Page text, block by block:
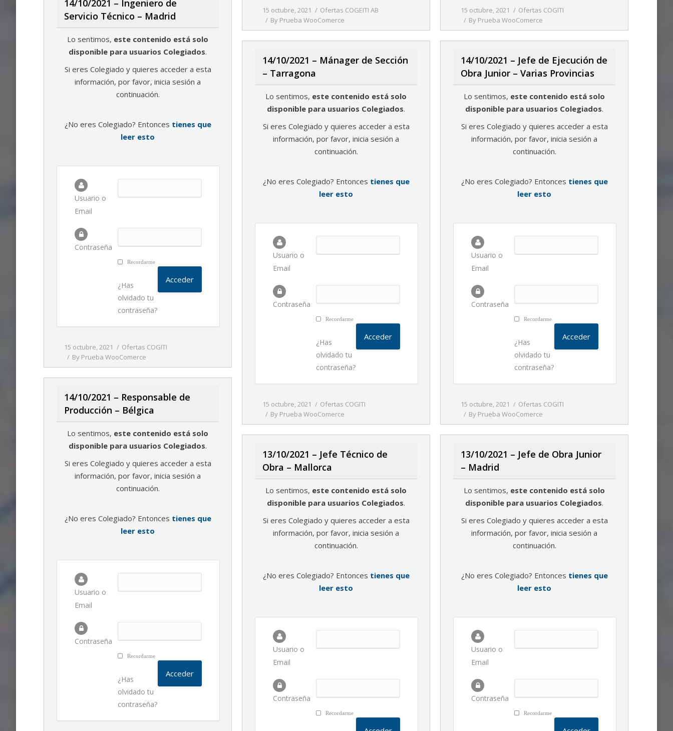
15 octubre, 2021
Ofertas COGEITI AB
By Prueba WooComerce
15 octubre, 2021
Ofertas COGITI
By Prueba WooComerce
14/10/2021 – Ingeniero de
Servicio Técnico – Madrid
Lo sentimos, este contenido está solo
disponible para usuarios Colegiados.
Si eres Colegiado y quieres acceder a esta
información, por favor, inicia sesión a
continuación.
¿No eres Colegiado? Entonces tienes que
leer esto
Usuario o
Email
Contraseña
Recordarme
¿Has
olvidado tu
contraseña?
15 octubre, 2021
Ofertas COGITI
By Prueba WooComerce
14/10/2021 – Mánager de Sección
– Tarragona
Lo sentimos, este contenido está solo
disponible para usuarios Colegiados.
Si eres Colegiado y quieres acceder a esta
información, por favor, inicia sesión a
continuación.
¿No eres Colegiado? Entonces tienes que
leer esto
Usuario o
Email
Contraseña
Recordarme
¿Has
olvidado tu
contraseña?
15 octubre, 2021
Ofertas COGITI
By Prueba WooComerce
14/10/2021 – Jefe de Ejecución de
Obra Junior – Varias Provincias
Lo sentimos, este contenido está solo
disponible para usuarios Colegiados.
Si eres Colegiado y quieres acceder a esta
información, por favor, inicia sesión a
continuación.
¿No eres Colegiado? Entonces tienes que
leer esto
Usuario o
Email
Contraseña
Recordarme
¿Has
olvidado tu
contraseña?
15 octubre, 2021
Ofertas COGITI
By Prueba WooComerce
14/10/2021 – Responsable de
Producción – Bélgica
Lo sentimos, este contenido está solo
disponible para usuarios Colegiados.
Si eres Colegiado y quieres acceder a esta
información, por favor, inicia sesión a
continuación.
¿No eres Colegiado? Entonces tienes que
leer esto
Usuario o
Email
Contraseña
Recordarme
¿Has
olvidado tu
contraseña?
13/10/2021 – Jefe Técnico de
Obra – Mallorca
Lo sentimos, este contenido está solo
disponible para usuarios Colegiados.
Si eres Colegiado y quieres acceder a esta
información, por favor, inicia sesión a
continuación.
¿No eres Colegiado? Entonces tienes que
leer esto
Usuario o
Email
Contraseña
Recordarme
13/10/2021 – Jefe de Obra Junior
– Madrid
Lo sentimos, este contenido está solo
disponible para usuarios Colegiados.
Si eres Colegiado y quieres acceder a esta
información, por favor, inicia sesión a
continuación.
¿No eres Colegiado? Entonces tienes que
leer esto
Usuario o
Email
Contraseña
Recordarme